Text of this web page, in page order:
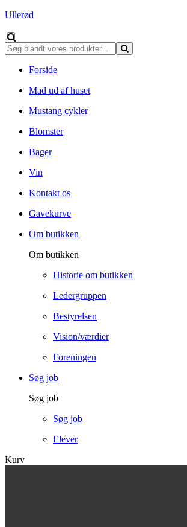
Ullerød
Forside
Mad ud af huset
Mustang cykler
Blomster
Bager
Vin
Kontakt os
Gavekurve
Om butikken
Om butikken
Historie om butikken
Ledergruppen
Bestyrelsen
Vision/værdier
Foreningen
Søg job
Søg job
Søg job
Elever
Kurv